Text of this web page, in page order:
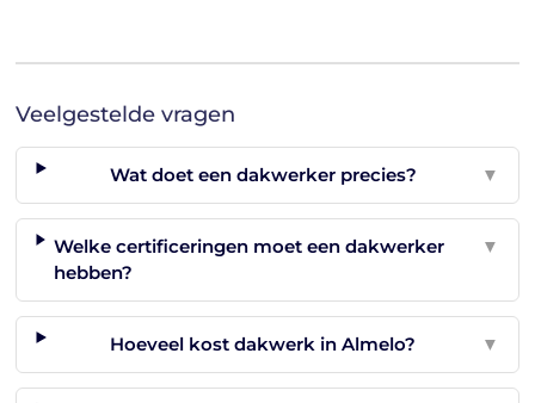
Veelgestelde vragen
Wat doet een dakwerker precies? ▼
Welke certificeringen moet een dakwerker
hebben?
▼
Hoeveel kost dakwerk in Almelo? ▼